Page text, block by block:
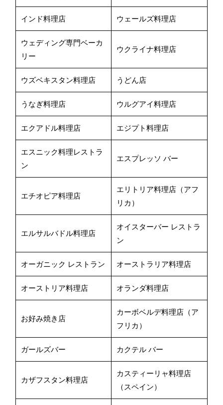
インド料理店 ウェールズ料理店
ウェディング専門ベーカ
リー
ウクライナ料理店
ウズベキスタン料理店 うどん店
うなぎ料理店 ウルグアイ料理店
エクアドル料理店 エジプト料理店
エスニック料理レストラ
ン
エスプレッソ バー
エチオピア料理店
エリトリア料理店（アフ
リカ）
エルサルバドル料理店
オイスターバー レストラ
ン
オーガニック レストラン オーストラリア料理店
オーストリア料理店 オランダ料理店
お好み焼き店
カーボベルデ料理店（ア
フリカ）
ガールズバー カクテル バー
カザフスタン料理店
カスティーリャ料理店
（スペイン）